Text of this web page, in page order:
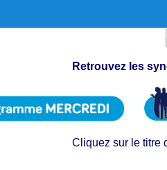
Retrouvez les
Cliquez sur le titre